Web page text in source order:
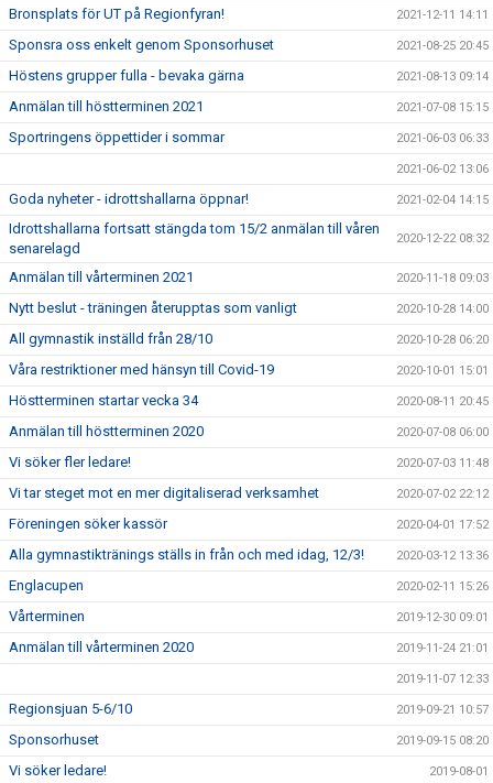
Bronsplats för UT på Regionfyran! 2021-12-11 14:11
Sponsra oss enkelt genom Sponsorhuset 2021-08-25 20:45
Höstens grupper fulla - bevaka gärna 2021-08-13 09:14
Anmälan till höstterminen 2021 2021-07-08 15:15
Sportringens öppettider i sommar 2021-06-03 06:33
2021-06-02 13:06
Goda nyheter - idrottshallarna öppnar! 2021-02-04 14:15
Idrottshallarna fortsatt stängda tom 15/2 anmälan till våren
senarelagd
2020-12-22 08:32
Anmälan till vårterminen 2021 2020-11-18 09:03
Nytt beslut - träningen återupptas som vanligt 2020-10-28 14:00
All gymnastik inställd från 28/10 2020-10-28 06:20
Våra restriktioner med hänsyn till Covid-19 2020-10-01 15:01
Höstterminen startar vecka 34 2020-08-11 20:45
Anmälan till höstterminen 2020 2020-07-08 06:00
Vi söker fler ledare! 2020-07-03 11:48
Vi tar steget mot en mer digitaliserad verksamhet 2020-07-02 22:12
Föreningen söker kassör 2020-04-01 17:52
Alla gymnastiktränings ställs in från och med idag, 12/3! 2020-03-12 13:36
Englacupen 2020-02-11 15:26
Vårterminen 2019-12-30 09:01
Anmälan till vårterminen 2020 2019-11-24 21:01
2019-11-07 12:33
Regionsjuan 5-6/10 2019-09-21 10:57
Sponsorhuset 2019-09-15 08:20
Vi söker ledare! 2019-08-01